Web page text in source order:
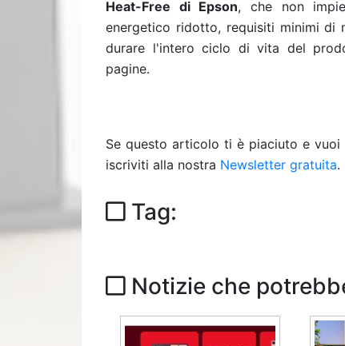
Heat-Free di Epson, che non
energetico ridotto, requisiti minimi di
durare l'intero ciclo di vita del
pagine.
Se questo articolo ti è piaciuto e
iscriviti alla nostra Newsletter gratuita.
Tag:
Notizie che